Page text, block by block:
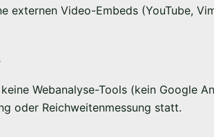
externen Video-Embeds (YouTube,
Webanalyse-Tools (kein Google
oder Reichweitenmessung statt.